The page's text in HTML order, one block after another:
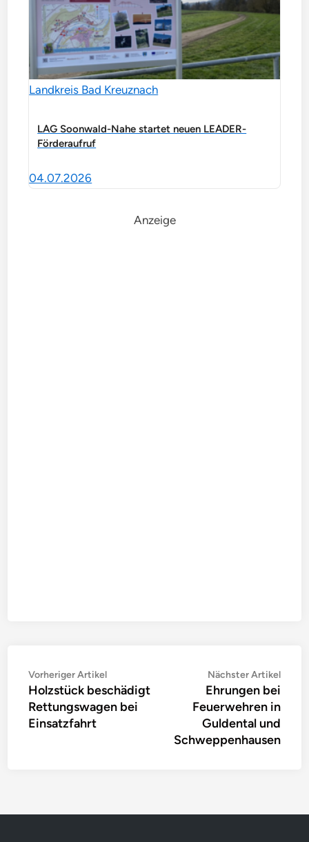
Landkreis Bad Kreuznach
LAG Soonwald-Nahe startet neuen LEADER-
Förderaufruf
04.07.2026
Anzeige
Beitragsnavigation
Vorheriger ArtikelVorheriger
Artikel:
Holzstück beschädigt
Rettungswagen bei
Einsatzfahrt
Nächster Artikel
Ehrungen bei
Feuerwehren in
Guldental und
Schweppenhausen